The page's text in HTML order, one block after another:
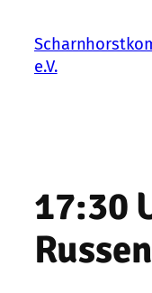
Inhalt
springen
e.V.
17:30